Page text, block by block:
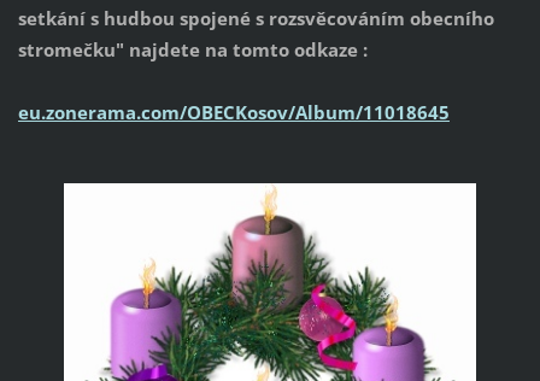
setkání s hudbou spojené s rozsvěcováním obecního
stromečku" najdete na tomto odkaze :
eu.zonerama.com/OBECKosov/Album/11018645